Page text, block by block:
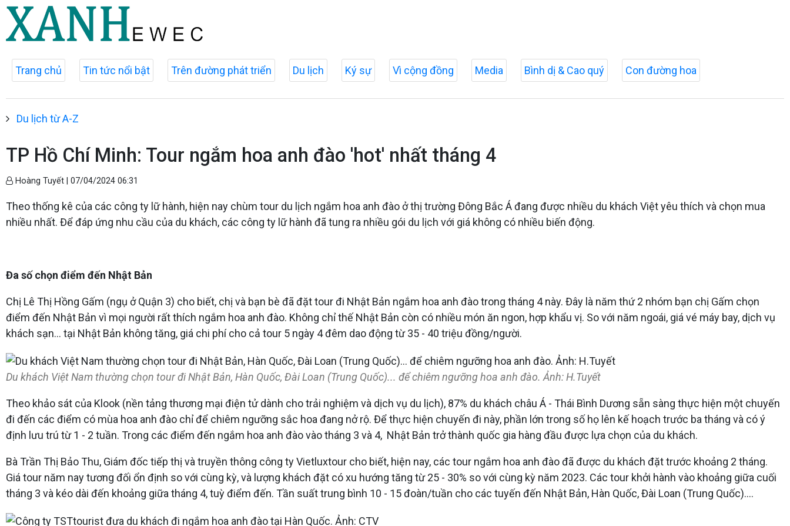
Trang chủ Tin tức nổi bật Trên đường phát triển Du lịch Ký sự Vì cộng đồng Media Bình dị & Cao quý Con đường hoa
Du lịch từ A-Z
TP Hồ Chí Minh: Tour ngắm hoa anh đào 'hot' nhất tháng 4
Hoàng Tuyết | 07/04/2024 06:31
Theo thống kê của các công ty lữ hành, hiện nay chùm tour du lịch ngắm hoa anh đào ở thị trường Đông Bắc Á đang được nhiều du khách Việt yêu thích và chọn mua
nhiều nhất. Để đáp ứng nhu cầu của du khách, các công ty lữ hành đã tung ra nhiều gói du lịch với giá không có nhiều biến động.
Đa số chọn điểm đến Nhật Bản
Chị Lê Thị Hồng Gấm (ngụ ở Quận 3) cho biết, chị và bạn bè đã đặt tour đi Nhật Bản ngắm hoa anh đào trong tháng 4 này. Đây là năm thứ 2 nhóm bạn chị Gấm chọn
điểm đến Nhật Bản vì mọi người rất thích ngắm hoa anh đào. Không chỉ thế Nhật Bản còn có nhiều món ăn ngon, hợp khẩu vị. So với năm ngoái, giá vé máy bay, dịch vụ
khách sạn... tại Nhật Bản không tăng, giá chi phí cho cả tour 5 ngày 4 đêm dao động từ 35 - 40 triệu đồng/người.
Du khách Việt Nam thường chọn tour đi Nhật Bản, Hàn Quốc, Đài Loan (Trung Quốc)... để chiêm ngưỡng hoa anh đào. Ảnh: H.Tuyết
Theo khảo sát của Klook (nền tảng thương mại điện tử dành cho trải nghiệm và dịch vụ du lịch), 87% du khách châu Á - Thái Bình Dương sẵn sàng thực hiện một chuyến
đi đến các điểm có mùa hoa anh đào chỉ để chiêm ngưỡng sắc hoa đang nở rộ. Để thực hiện chuyến đi này, phần lớn trong số họ lên kế hoạch trước ba tháng và có ý
định lưu trú từ 1 - 2 tuần. Trong các điểm đến ngắm hoa anh đào vào tháng 3 và 4, Nhật Bản trở thành quốc gia hàng đầu được lựa chọn của du khách.
Bà Trần Thị Bảo Thu, Giám đốc tiếp thị và truyền thông công ty Vietluxtour cho biết, hiện nay, các tour ngắm hoa anh đào đã được du khách đặt trước khoảng 2 tháng.
Giá tour năm nay tương đối ổn định so với cùng kỳ, và lượng khách đặt có xu hướng tăng từ 25 - 30% so với cùng kỳ năm 2023. Các tour khởi hành vào khoảng giữa cuối
tháng 3 và kéo dài đến khoảng giữa tháng 4, tuỳ điểm đến. Tần suất trung bình 10 - 15 đoàn/tuần cho các tuyến đến Nhật Bản, Hàn Quốc, Đài Loan (Trung Quốc)....